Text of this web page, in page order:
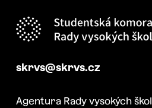
skrvs@skrvs.cz
Agentura Rady vysokých škol